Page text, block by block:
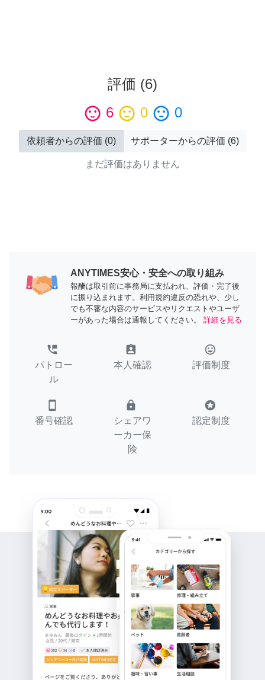
評価 (6)
sentiment_satisfied 6 sentiment_neutral 0 sentiment_dissatisfied 0
依頼者からの評価 (0) サポーターからの評価 (6)
まだ評価はありません
ANYTIMES安心・安全への取り組み
報酬は取引前に事務局に支払われ、評価・完了後
に振り込まれます。利用規約違反の恐れや、少し
でも不審な内容のサービスやリクエストやユーザ
ーがあった場合は通報してください。
詳細を見る
perm_phone_msg
パトロー
ル
assignment_ind
本人確認
tag_faces
評価制度
smartphone
番号確認
lock
シェアワ
ーカー保
険
stars
認定制度